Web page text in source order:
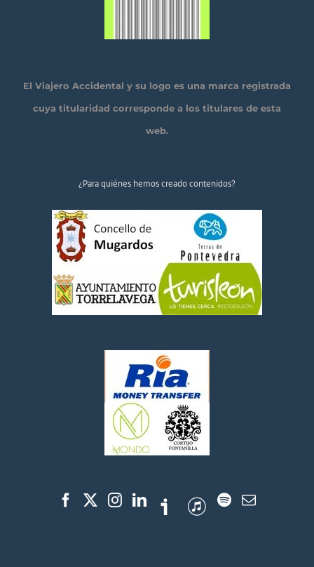
El Viajero Accidental y su logo es una marca registrada
cuya titularidad corresponde a los titulares de esta
web.
¿Para quiénes hemos creado contenidos?